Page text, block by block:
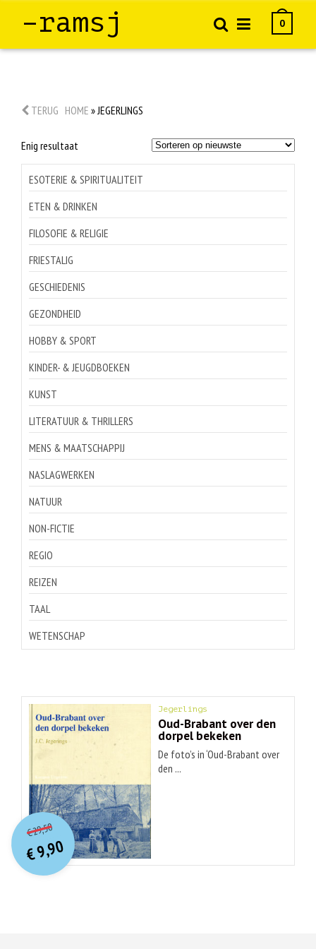
–ramsj 0
TERUG HOME »JEGERLINGS
Enig resultaat
ESOTERIE & SPIRITUALITEIT
ETEN & DRINKEN
FILOSOFIE & RELIGIE
FRIESTALIG
GESCHIEDENIS
GEZONDHEID
HOBBY & SPORT
KINDER- & JEUGDBOEKEN
KUNST
LITERATUUR & THRILLERS
MENS & MAATSCHAPPIJ
NASLAGWERKEN
NATUUR
NON-FICTIE
REGIO
REIZEN
TAAL
WETENSCHAP
Jegerlings
Oud-Brabant over den
dorpel bekeken
De foto’s in ‘Oud-Brabant over
den ...
€29,50O
orspr
onkelijke
prijs
was:
€ 29,50.
€9,90
Huidige
prijs
is:
€ 9,90.